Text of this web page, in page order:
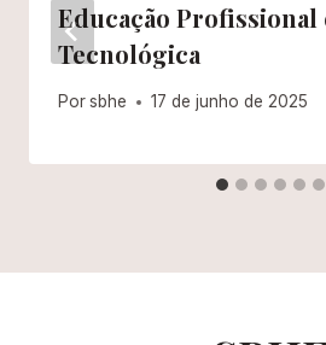
Educação Profissional
Tecnológica
Porsbhe 17 de junho de 2025